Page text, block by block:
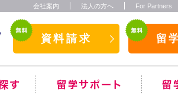
会社案内 法人の方へ For Partners
資料請求 留